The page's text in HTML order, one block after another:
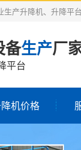
产升降机、升降平
备生产厂
平台
机价格